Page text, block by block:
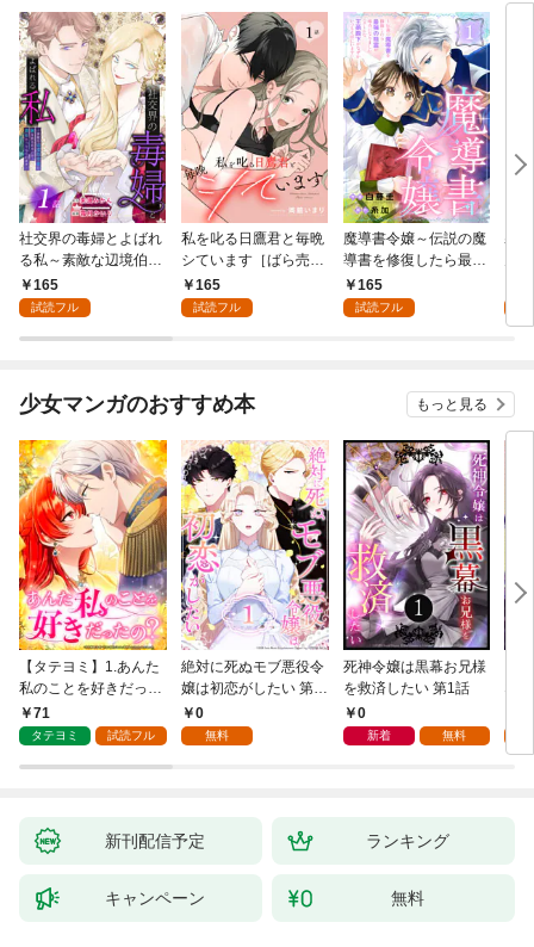
社交界の毒婦とよばれ
る私～素敵な辺境伯令
息に腕を折られたの
で、責任とってもらい
第1話
165
試読フル
私を叱る日鷹君と毎晩
シています［ばら売
り］ 第1話
165
試読フル
魔導書令嬢～伝説の魔
導書を修復したら最強
の精霊が味方になりま
した（クールな王弟殿
165
試読フル
寡
の
～
少女マンガのおすすめ本 もっと見る
【タテヨミ】1.あんた
私のことを好きだった
の？
71
タテヨミ 試読フル
絶対に死ぬモブ悪役令
嬢は初恋がしたい 第1
話0
無料
死神令嬢は黒幕お兄様
を救済したい 第1話
0
新着 無料
な
新刊配信予定 ランキング
キャンペーン 無料